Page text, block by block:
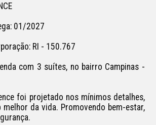
01/2027
RI - 150.767
com 3 suítes, no bairro Campinas -
foi projetado nos mínimos detalhes,
da vida. Promovendo bem-estar,